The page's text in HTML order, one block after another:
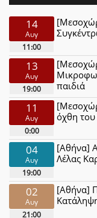
14
Αυγ
11:00
13
Αυγ
19:00
παιδιά
11
Αυγ
0:00
όχθη
04
Αυγ
19:00
[Αθήνα]
Λέλας
02
Αυγ
21:00
[Αθήνα]